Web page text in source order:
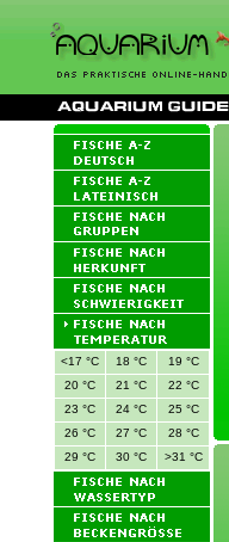
<17 °C 18 °C
19 °C
20 °C
21 °C
22 °C
23 °C
24 °C
25 °C
26 °C
27 °C
28 °C
29 °C
30 °C >31 °C